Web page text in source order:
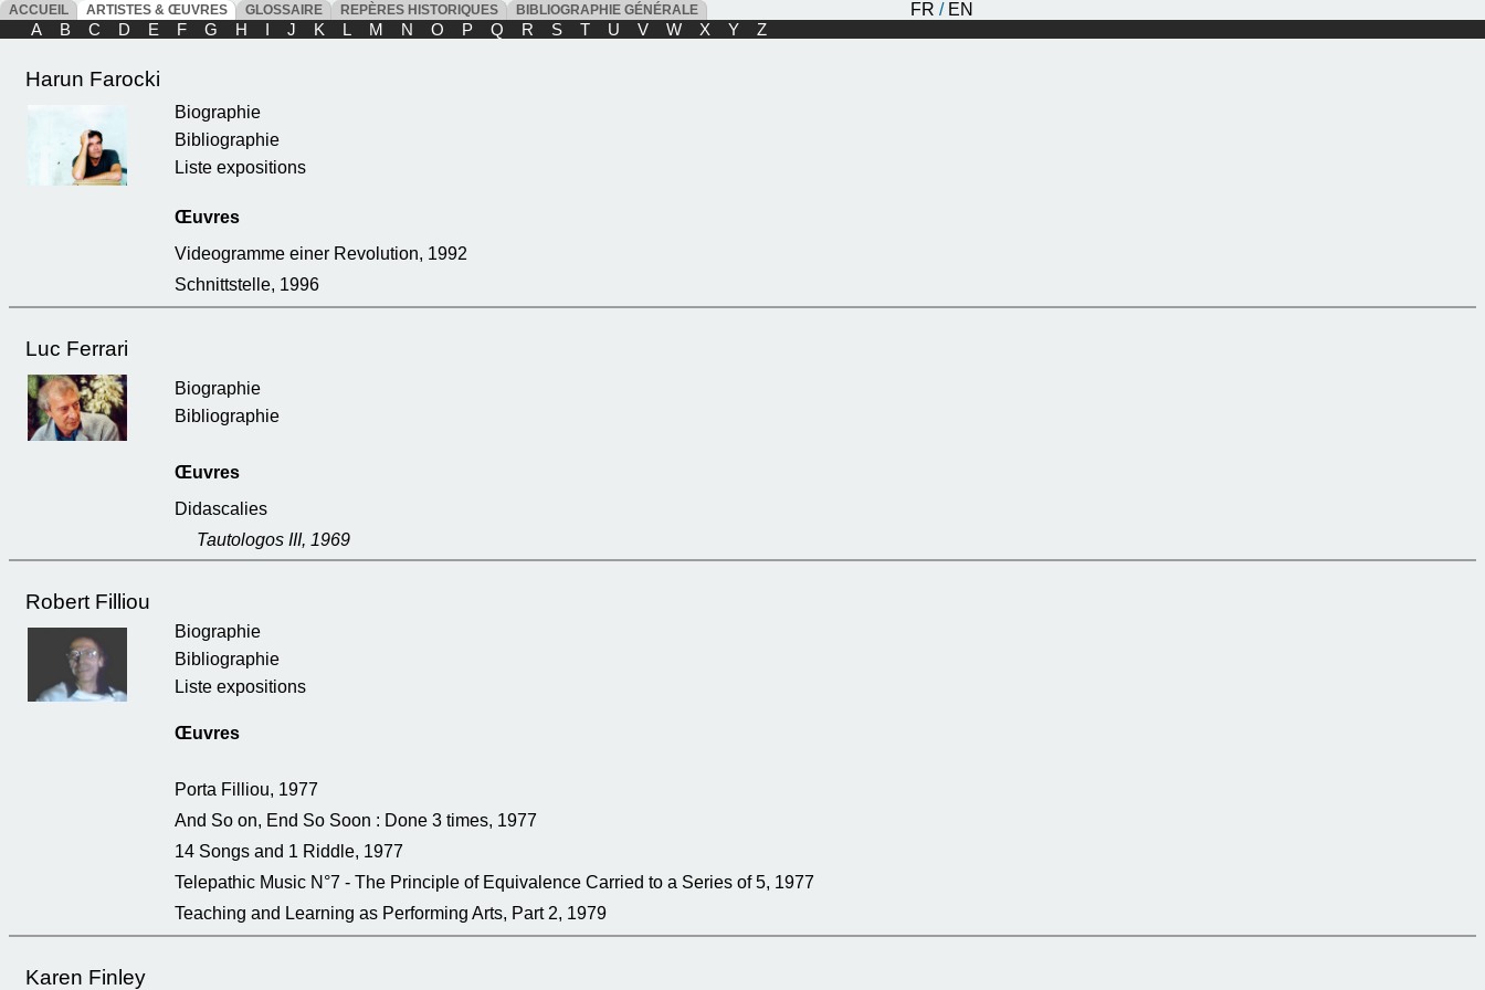
ACCUEIL ARTISTES & ŒUVRES GLOSSAIRE REPÈRES HISTORIQUES BIBLIOGRAPHIE GÉNÉRALE FR / EN
A
B C D E F G H I J K L M N O P Q R S T U V W X Y Z